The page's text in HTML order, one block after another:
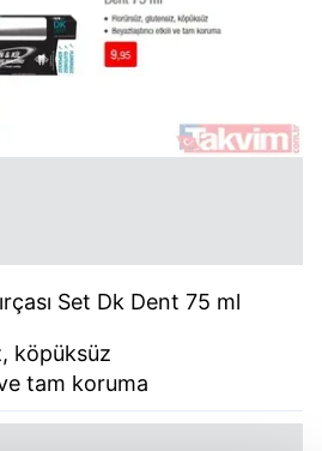
Set Dk Dent 75 ml
köpüksüz
tam koruma